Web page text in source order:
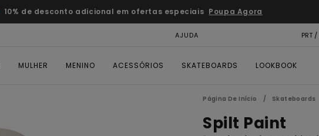
10% de desconto adicional em ofertas especiais Poupa Agora
AJUDA PRT /
MULHER MENINO ACESSÓRIOS SKATEBOARDS LOOKBOOK
Página De Início Skateboards
Spilt Paint